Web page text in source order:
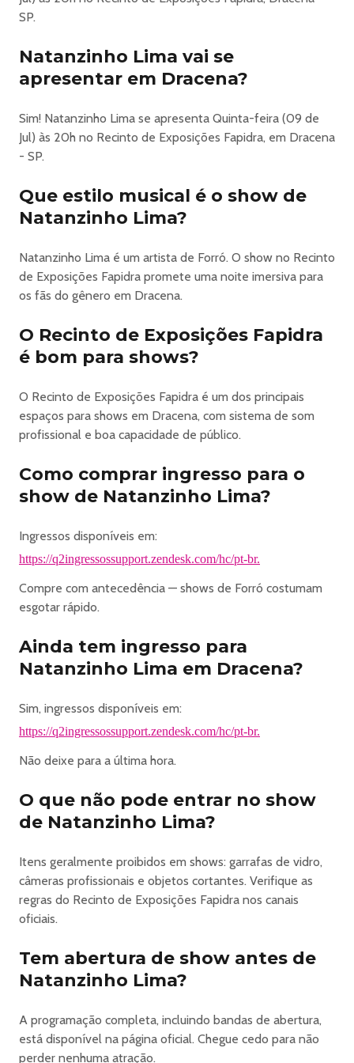
Agora você pode transferir seu ingresso de forma prática
e segura, diretamente pelo APP ou site da Q2 Ingressos,
sem burocracia.
1. Acesse a aba "Meus Ingressos" no site.
2. Selecione o ingresso desejado.
3. Insira os dados do novo titular.
termos de uso pelo APP Q2 Ingressos para
concluir a transferência.
• A transferência pode ser realizada até 12 horas antes
do início do evento.
• O novo titular poderá visualizar todas as informações
• Após a conclusão da transferência, não será possível
solicitar o cancelamento.
Essa novidade veio para facilitar ainda mais sua
experiência, tornando o processo mais ágil e reduzindo a
necessidade de suporte manual. Aproveite!
• Drogas, substâncias ilegais ou armas de qualquer
tipo;
plástico (mesmo que vazios);
• Objetos cortantes, pontiagudos ou que possam
• Cosméticos e perfumes em embalagens de vidro ou
metal;
espuma e inflamáveis em geral;
• Capacetes de moto ou similares;
(exceto mediante apresentação de receita médica);
que representem risco à segurança do público;
• Máscaras que cubram total ou parcialmente o rosto;
Demais itens proibidos e permitidos serão divulgados nas
redes sociais oficiais do evento.
Informações importantes
evento e não se responsabiliza pelo mesmo em nenhum
nível, assim como não se responsabiliza pelas
informações emitidas pelos organizadores. Possíveis
organizador.
• O organizador e produtor do evento mencionado é
SP.
Natanzinho Lima vai se
apresentar em Dracena?
Sim! Natanzinho Lima se apresenta Quinta-feira (09 de
Jul) às 20h no Recinto de Exposições Fapidra, em Dracena
- SP.
Que estilo musical é o show de
Natanzinho Lima?
Natanzinho Lima é um artista de Forró. O show no Recinto
de Exposições Fapidra promete uma noite imersiva para
os fãs do gênero em Dracena.
O Recinto de Exposições Fapidra
é bom para shows?
O Recinto de Exposições Fapidra é um dos principais
espaços para shows em Dracena, com sistema de som
profissional e boa capacidade de público.
Como comprar ingresso para o
show de Natanzinho Lima?
Ingressos disponíveis em:
https://q2ingressossupport.zendesk.com/hc/pt-br.
Compre com antecedência — shows de Forró costumam
esgotar rápido.
Ainda tem ingresso para
Natanzinho Lima em Dracena?
Sim, ingressos disponíveis em:
https://q2ingressossupport.zendesk.com/hc/pt-br.
Não deixe para a última hora.
O que não pode entrar no show
de Natanzinho Lima?
Itens geralmente proibidos em shows: garrafas de vidro,
câmeras profissionais e objetos cortantes. Verifique as
regras do Recinto de Exposições Fapidra nos canais
oficiais.
Tem abertura de show antes de
Natanzinho Lima?
A programação completa, incluindo bandas de abertura,
está disponível na página oficial. Chegue cedo para não
perder nenhuma atração.